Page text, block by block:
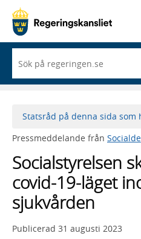
du
börjar
skriva
framträder
lista
med
sökförslag
Statsråd på denna sida som
Pressmeddelande från
Socialstyrelsen
covid-19-läget
sjukvården
Publicerad 31 augusti 2023